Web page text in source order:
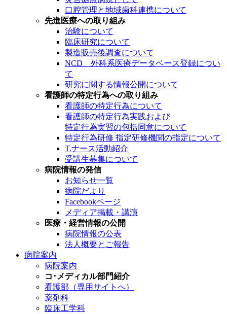
口腔管理と地域歯科連携について
先進医療への取り組み
治験について
臨床研究について
製造販売後調査について
NCD 外科系医療データベース登録につい
て
研究に関する情報公開について
看護師の特定行為への取り組み
看護師の特定行為について
看護師の特定行為実践および
特定行為実習の包括同意について
特定行為研修 指定研修機関の指定について
T.ナース活動紹介
受講生募集について
病院情報の発信
お知らせ一覧
病院だより
Facebookページ
メディア掲載・講演
医療・経営情報の公開
病院情報の公表
法人概要とご報告
病院案内
病院案内
コ･メディカル部門紹介
看護部（専用サイトへ）
薬剤科
臨床工学科